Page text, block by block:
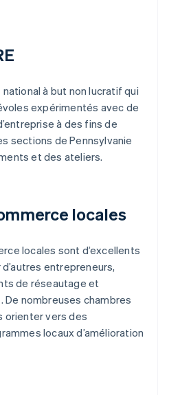
national à but non lucratif qui
expérimentés avec de
à des fins de
sections de Pennsylvanie
et des ateliers.
locales
locales sont d’excellents
entrepreneurs,
de réseautage et
nombreuses chambres
orienter vers des
locaux d’amélioration